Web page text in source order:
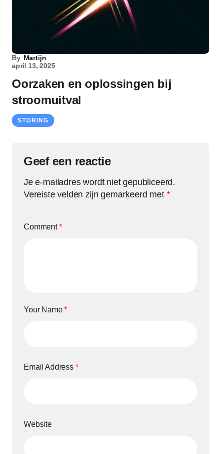
By Martijn
april 13, 2025
Oorzaken en oplossingen bij
stroomuitval
STORING
Geef een reactie
Je e-mailadres wordt niet gepubliceerd.
Vereiste velden zijn gemarkeerd met *
Comment*
Your Name*
Email Address *
Website